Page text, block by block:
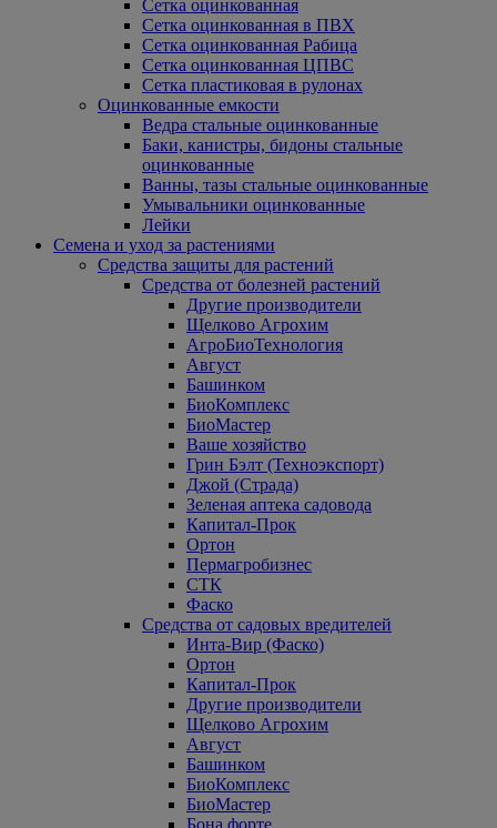
Сетка оцинкованная
Сетка оцинкованная в ПВХ
Сетка оцинкованная Рабица
Сетка оцинкованная ЦПВС
Сетка пластиковая в рулонах
Оцинкованные емкости
Ведра стальные оцинкованные
Баки, канистры, бидоны стальные
оцинкованные
Ванны, тазы стальные оцинкованные
Умывальники оцинкованные
Лейки
Семена и уход за растениями
Средства защиты для растений
Средства от болезней растений
Другие производители
Щелково Агрохим
АгроБиоТехнология
Август
Башинком
БиоКомплекс
БиоМастер
Ваше хозяйство
Грин Бэлт (Техноэкспорт)
Джой (Страда)
Зеленая аптека садовода
Капитал-Прок
Ортон
Пермагробизнес
СТК
Фаско
Средства от садовых вредителей
Инта-Вир (Фаско)
Ортон
Капитал-Прок
Другие производители
Щелково Агрохим
Август
Башинком
БиоКомплекс
БиоМастер
Бона форте